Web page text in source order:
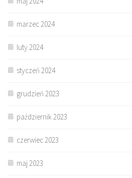
marzec 2024
luty 2024
styczeń 2024
grudzień 2023
październik 2023
czerwiec 2023
maj 2023